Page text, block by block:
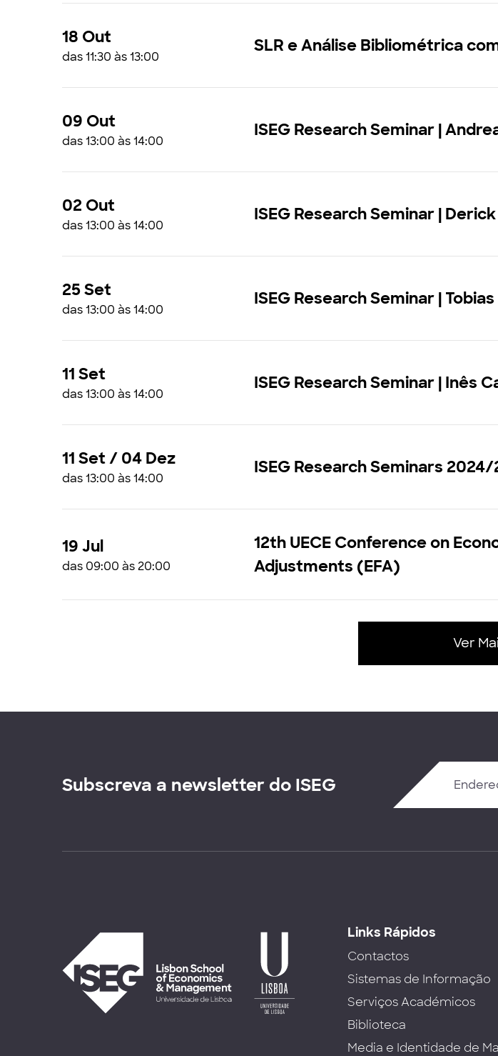
18 Out
das 11:30 às 13:00
SLR e Análise Bibliométrica
09 Out
das 13:00 às 14:00
ISEG Research Seminar |
02 Out
das 13:00 às 14:00
ISEG Research Seminar |
25 Set
das 13:00 às 14:00
ISEG Research Seminar |
11 Set
das 13:00 às 14:00
ISEG Research Seminar | Inês
11 Set / 04 Dez
das 13:00 às 14:00
ISEG Research Seminars 2024/
19 Jul
das 09:00 às 20:00
12th UECE Conference on
Adjustments (EFA)
Ver
Subscreva a newsletter do ISEG
Links Rápidos
Contactos
Sistemas de Informação
Serviços Académicos
Biblioteca
Media e Identidade de